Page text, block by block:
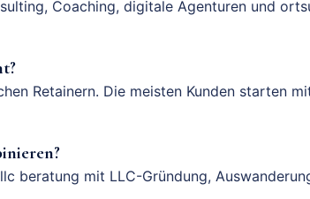
Coaching, digitale Agenturen und
Retainern. Die meisten Kunden starten
beratung mit LLC-Gründung,